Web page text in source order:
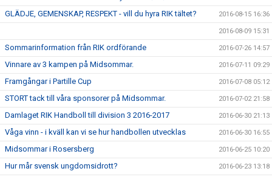
GLÄDJE, GEMENSKAP, RESPEKT - vill du hyra RIK tältet? 2016-08-15 16:36
2016-08-09 15:31
Sommarinformation från RIK ordförande 2016-07-26 14:57
Vinnare av 3 kampen på Midsommar. 2016-07-11 09:29
Framgångar i Partille Cup 2016-07-08 05:12
STORT tack till våra sponsorer på Midsommar. 2016-07-02 21:58
Damlaget RIK Handboll till division 3 2016-2017 2016-06-30 21:13
Våga vinn - i kväll kan vi se hur handbollen utvecklas 2016-06-30 16:55
Midsommar i Rosersberg 2016-06-25 10:20
Hur mår svensk ungdomsidrott? 2016-06-23 13:18